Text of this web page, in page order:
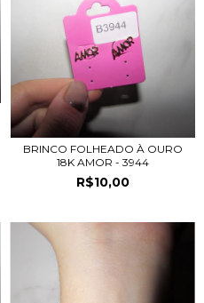
BRINCO FOLHEADO À OURO
18K AMOR - 3944
R$10,00